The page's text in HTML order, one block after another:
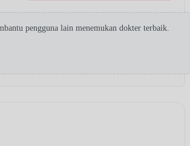
pengguna lain menemukan dokter terbaik.